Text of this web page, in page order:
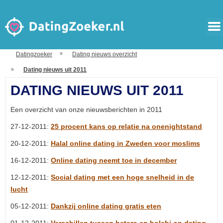
Datingzoeker Dating nieuws overzicht
Dating nieuws uit 2011
DATING NIEUWS UIT 2011
Een overzicht van onze nieuwsberichten in 2011
27-12-2011: 25 procent kans op relatie na onenightstand
20-12-2011: Halal online dating in Zweden voor moslims
16-12-2011: Online dating neemt toe in december
12-12-2011: Social dating met een hoge snelheid in de
lucht
05-12-2011: Dankzij online dating gratis eten